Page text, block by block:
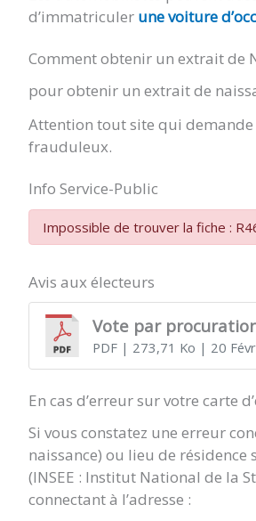
d’immatriculer une voiture
Comment obtenir un extrait de
pour obtenir un extrait de
Attention tout site qui
frauduleux.
Info Service-Public
Impossible de trouver la fiche :
Avis aux électeurs
Vote par
PDF| 273,71 Ko | 20
En cas d’erreur sur votre carte
Si vous constatez une erreur
naissance) ou lieu de résidence
(INSEE : Institut National de la
connectant à l’adresse :